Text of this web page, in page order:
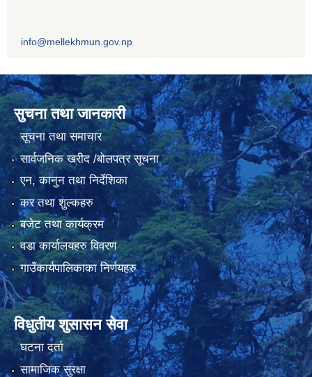
info@mellekhmun.gov.np
सुचना तथा जानकारी
सूचना तथा समाचार
सार्वजनिक खरीद /बोलपत्र सूचना
एन, कानुन तथा निर्देशिका
कर तथा शुल्कहरु
बजेट तथा कार्यक्रम
वडा कार्यालयहरु विवरण
गाउँकार्यपालिकाका निर्णयहरु
विधुतीय शुसासन सेवा
घटना दर्ता
सामाजिक सुरक्षा